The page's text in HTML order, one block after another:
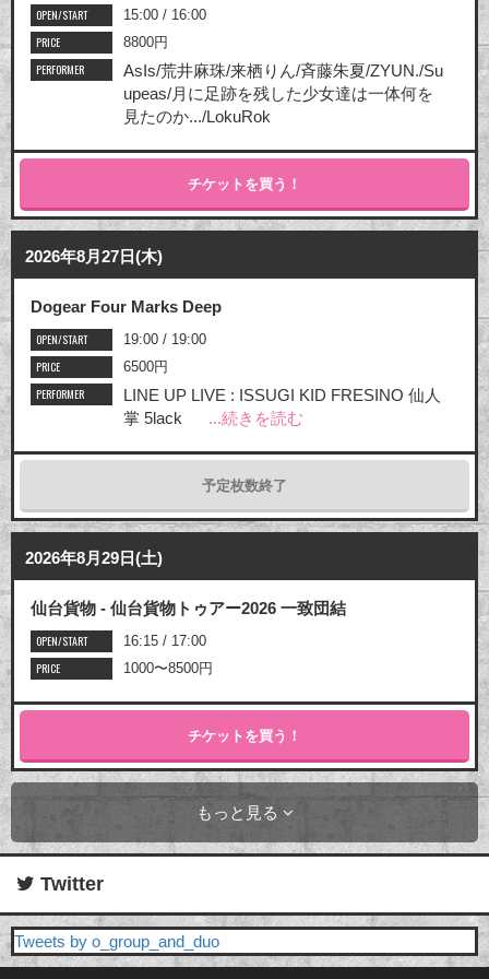
OPEN/START
15:00 / 16:00
PRICE
8800円
PERFORMER
AsIs/荒井麻珠/来栖りん/斉藤朱夏/ZYUN./Su
upeas/月に足跡を残した少女達は一体何を
見たのか.../LokuRok
チケットを買う！
2026年8月27日(木)
Dogear Four Marks Deep
OPEN/START
19:00 / 19:00
PRICE
6500円
PERFORMER
LINE UP LIVE : ISSUGI KID FRESINO 仙人
掌 5lack ...続きを読む
予定枚数終了
2026年8月29日(土)
仙台貨物 - 仙台貨物トゥアー2026 一致団結
OPEN/START
16:15 / 17:00
PRICE
1000〜8500円
チケットを買う！
もっと見る
Twitter
Tweets by o_group_and_duo